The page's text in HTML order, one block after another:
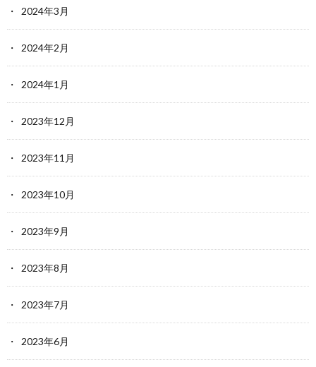
2024年3月
2024年2月
2024年1月
2023年12月
2023年11月
2023年10月
2023年9月
2023年8月
2023年7月
2023年6月